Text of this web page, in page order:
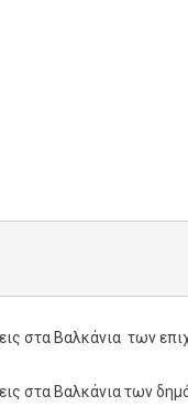
στα Βαλκάνια των
στα Βαλκάνια των